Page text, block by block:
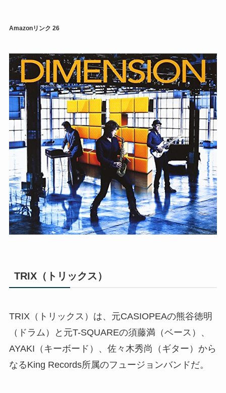
Amazonリンク 26
TRIX（トリックス）
TRIX（トリックス）は、元CASIOPEAの熊谷徳明
（ドラム）と元T-SQUAREの須藤満（ベース）、
AYAKI（キーボード）、佐々木秀尚（ギター）から
なるKing Records所属のフュージョンバンドだ。